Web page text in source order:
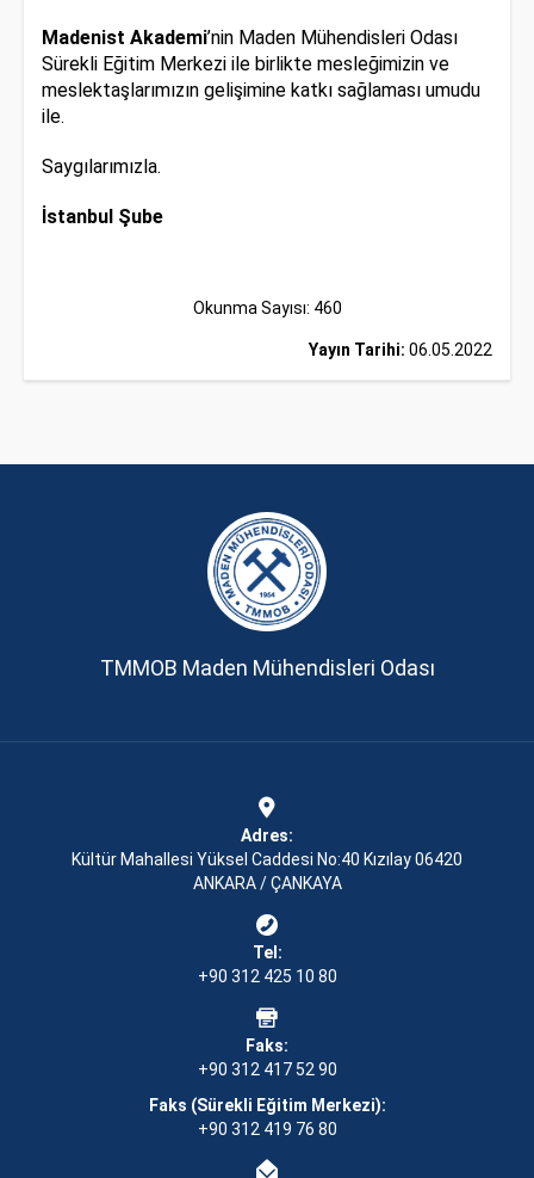
Madenist Akademi’nin Maden Mühendisleri Odası
Sürekli Eğitim Merkezi ile birlikte mesleğimizin ve
meslektaşlarımızın gelişimine katkı sağlaması umudu
ile.
Saygılarımızla.
İstanbul Şube
Okunma Sayısı: 460
Yayın Tarihi: 06.05.2022
TMMOB Maden Mühendisleri Odası
Adres:
Kültür Mahallesi Yüksel Caddesi No:40 Kızılay 06420
ANKARA / ÇANKAYA
Tel:
+90 312 425 10 80
Faks:
+90 312 417 52 90
Faks (Sürekli Eğitim Merkezi):
+90 312 419 76 80